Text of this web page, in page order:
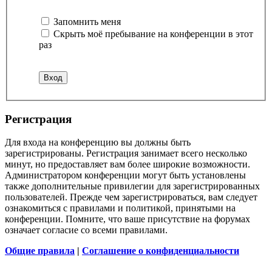
Запомнить меня
Скрыть моё пребывание на конференции в этот
раз
Регистрация
Для входа на конференцию вы должны быть
зарегистрированы. Регистрация занимает всего несколько
минут, но предоставляет вам более широкие возможности.
Администратором конференции могут быть установлены
также дополнительные привилегии для зарегистрированных
пользователей. Прежде чем зарегистрироваться, вам следует
ознакомиться с правилами и политикой, принятыми на
конференции. Помните, что ваше присутствие на форумах
означает согласие со всеми правилами.
Общие правила | Соглашение о конфиденциальности